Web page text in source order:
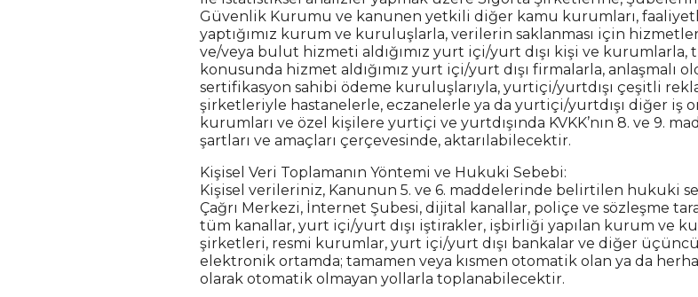
Güvenlik Kurumu ve kanunen yetkili diğer kamu kurumları,
yaptığımız kurum ve kuruluşlarla, verilerin saklanması için
ve/veya bulut hizmeti aldığımız yurt içi/yurt dışı kişi ve
konusunda hizmet aldığımız yurt içi/yurt dışı firmalarla, anlaşmalı
sertifikasyon sahibi ödeme kuruluşlarıyla, yurtiçi/yurtdışı çeşitli
şirketleriyle hastanelerle, eczanelerle ya da yurtiçi/yurtdışı diğer iş
kurumları ve özel kişilere yurtiçi ve yurtdışında KVKK’nın 8. ve 9.
şartları ve amaçları çerçevesinde, aktarılabilecektir.
Kişisel Veri Toplamanın Yöntemi ve Hukuki Sebebi:
Kişisel verileriniz, Kanunun 5. ve 6. maddelerinde belirtilen hukuki
Çağrı Merkezi, İnternet Şubesi, dijital kanallar, poliçe ve sözleşme
tüm kanallar, yurt içi/yurt dışı iştirakler, işbirliği yapılan kurum ve
şirketleri, resmi kurumlar, yurt içi/yurt dışı bankalar ve diğer üçüncü
elektronik ortamda; tamamen veya kısmen otomatik olan ya da
olarak otomatik olmayan yollarla toplanabilecektir.